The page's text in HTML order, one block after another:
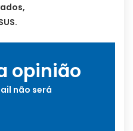
opinião
não será